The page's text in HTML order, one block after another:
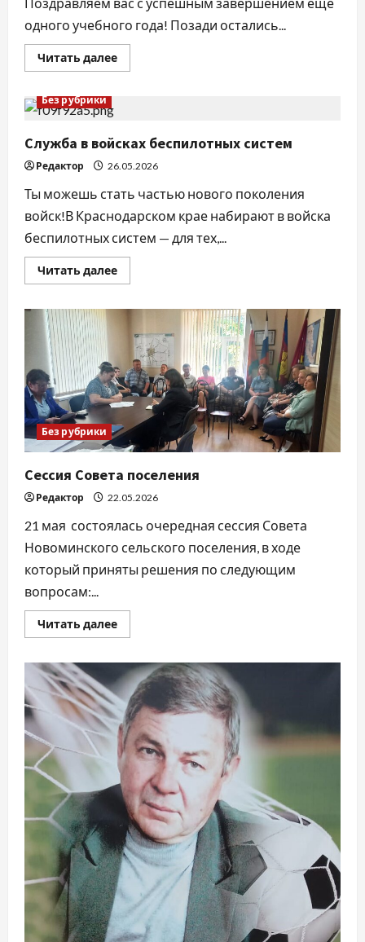
одного учебного года! Позади остались...
Читать далееПрочитать
больше
Без рубрики
Служба в войсках беспилотных систем
Редактор 26.05.2026
Ты можешь стать частью нового поколения
войск!В Краснодарском крае набирают в войска
беспилотных систем — для тех,...
Читать далееПрочитать
больше
беспилотных
систем
Без рубрики
Сессия Совета поселения
Редактор 22.05.2026
21 мая состоялась очередная сессия Совета
Новоминского сельского поселения, в ходе
который приняты решения по следующим
вопросам:...
Читать далееПрочитать
больше
Совета
поселения